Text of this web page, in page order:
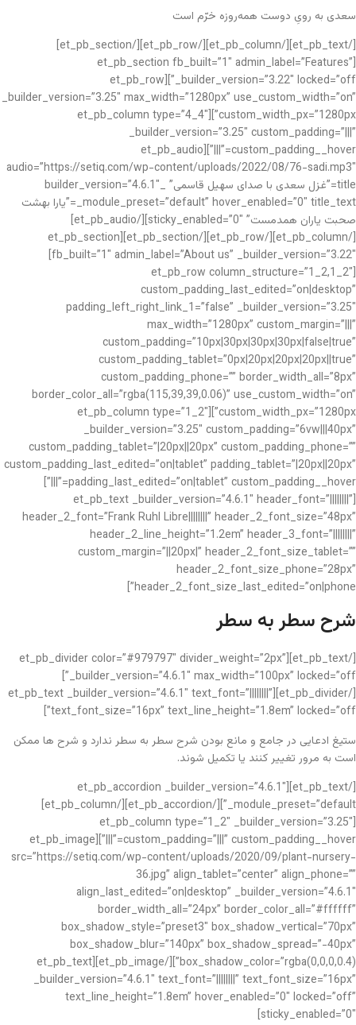
سعدی به رویِ دوست همه‌روزه خرّم است
[/et_pb_text][/et_pb_column][/et_pb_row][/et_pb_section]
[et_pb_section fb_built=”1″ admin_label=”Features”
_builder_version=”3.22″ locked=”off”][et_pb_row
_builder_version=”3.25″ max_width=”1280px” use_custom_width=”on”
custom_width_px=”1280px”][et_pb_column type=”4_4″
_builder_version=”3.25″ custom_padding=”|||”
custom_padding__hover=”|||”][et_pb_audio
audio=”https://setiq.com/wp-content/uploads/2022/08/76-sadi.mp3″
title=”غزل سعدی با صدای سهیل قاسمی” _builder_version=”4.6.1″
_module_preset=”default” hover_enabled=”0″ title_text=”یارا بهشت
صحبت یاران همدمست” sticky_enabled=”0″][/et_pb_audio]
[/et_pb_column][/et_pb_row][/et_pb_section][et_pb_section
fb_built=”1″ admin_label=”About us” _builder_version=”3.22″]
[et_pb_row column_structure=”1_2,1_2″
custom_padding_last_edited=”on|desktop”
padding_left_right_link_1=”false” _builder_version=”3.25″
max_width=”1280px” custom_margin=”|||”
custom_padding=”10px|30px|30px|30px|false|true”
custom_padding_tablet=”0px|20px|20px|20px||true”
custom_padding_phone=”” border_width_all=”8px”
border_color_all=”rgba(115,39,39,0.06)” use_custom_width=”on”
custom_width_px=”1280px”][et_pb_column type=”1_2″
_builder_version=”3.25″ custom_padding=”6vw|||40px”
custom_padding_tablet=”|20px||20px” custom_padding_phone=””
custom_padding_last_edited=”on|tablet” padding_tablet=”|20px||20px”
padding_last_edited=”on|tablet” custom_padding__hover=”|||”]
[et_pb_text _builder_version=”4.6.1″ header_font=”||||||||”
header_2_font=”Frank Ruhl Libre||||||||” header_2_font_size=”48px”
header_2_line_height=”1.2em” header_3_font=”||||||||”
custom_margin=”||20px|” header_2_font_size_tablet=””
header_2_font_size_phone=”28px”
header_2_font_size_last_edited=”on|phone”]
شرح سطر به سطر
[/et_pb_text][et_pb_divider color=”#979797″ divider_weight=”2px”
_builder_version=”4.6.1″ max_width=”100px” locked=”off”]
[/et_pb_divider][et_pb_text _builder_version=”4.6.1″ text_font=”||||||||”
text_font_size=”16px” text_line_height=”1.8em” locked=”off”]
ستیغ ادعایی در جامع و مانع بودن شرح سطر به سطر ندارد و شرح ها ممکن
است به مرور تغییر کنند یا تکمیل شوند.
[/et_pb_text][et_pb_accordion _builder_version=”4.6.1″
_module_preset=”default”][/et_pb_accordion][/et_pb_column]
[et_pb_column type=”1_2″ _builder_version=”3.25″
custom_padding=”|||” custom_padding__hover=”|||”][et_pb_image
src=”https://setiq.com/wp-content/uploads/2020/09/plant-nursery-
36.jpg” align_tablet=”center” align_phone=””
align_last_edited=”on|desktop” _builder_version=”4.6.1″
border_width_all=”24px” border_color_all=”#ffffff”
box_shadow_style=”preset3″ box_shadow_vertical=”70px”
box_shadow_blur=”140px” box_shadow_spread=”-40px”
box_shadow_color=”rgba(0,0,0,0.4)”][/et_pb_image][et_pb_text
_builder_version=”4.6.1″ text_font=”||||||||” text_font_size=”16px”
text_line_height=”1.8em” hover_enabled=”0″ locked=”off”
sticky_enabled=”0″]